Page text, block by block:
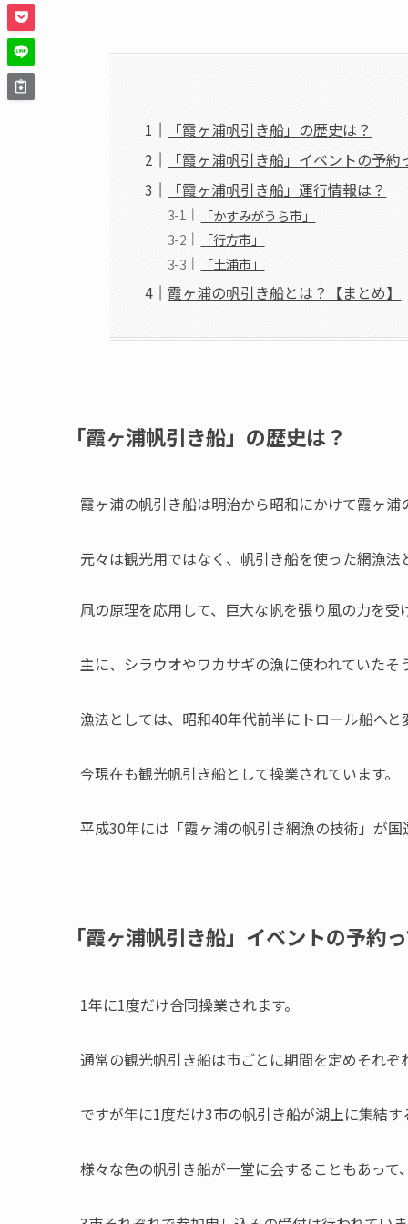
「霞ヶ浦帆引き船」の歴史は？
「霞ヶ浦帆引き船」イベントの予
「霞ヶ浦帆引き船」運行情報は？
「かすみがうら市」
「行方市」
「土浦市」
霞ヶ浦の帆引き船とは？【まとめ】
「霞ヶ浦帆引き船」の歴史は？
霞ヶ浦の帆引き船は明治から昭和にかけて霞ヶ浦
元々は観光用ではなく、帆引き船を使った網漁
凧の原理を応用して、巨大な帆を張り風の力を
主に、シラウオやワカサギの漁に使われていたそ
漁法としては、昭和40年代前半にトロール船へ
今現在も観光帆引き船として操業されています。
平成30年には「霞ヶ浦の帆引き網漁の技術」が
「霞ヶ浦帆引き船」イベントの予約
1年に1度だけ合同操業されます。
通常の観光帆引き船は市ごとに期間を定めそれぞ
ですが年に1度だけ3市の帆引き船が湖上に集結す
様々な色の帆引き船が一堂に会することもあって